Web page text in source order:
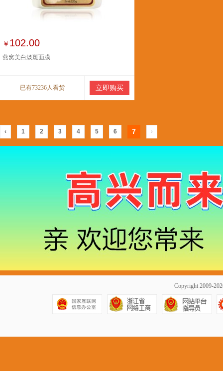
￥ 102.00
燕窝美白淡斑面膜
已有73236人看货 立即购买
‹ 1 2 3 4 5 6 7 ›
Copyright 2009-